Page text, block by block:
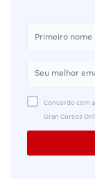
Concordo com
Gran Cursos